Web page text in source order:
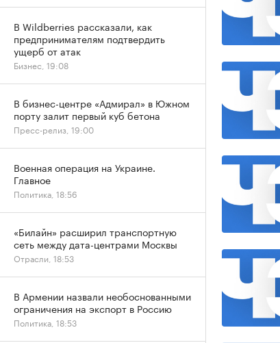
В Wildberries рассказали, как
предпринимателям подтвердить
ущерб от атак
Бизнес, 19:08
В бизнес-центре «Адмирал» в Южном
порту залит первый куб бетона
Пресс-релиз, 19:00
Военная операция на Украине.
Главное
Политика, 18:56
«Билайн» расширил транспортную
сеть между дата-центрами Москвы
Отрасли, 18:53
В Армении назвали необоснованными
ограничения на экспорт в Россию
Политика, 18:53